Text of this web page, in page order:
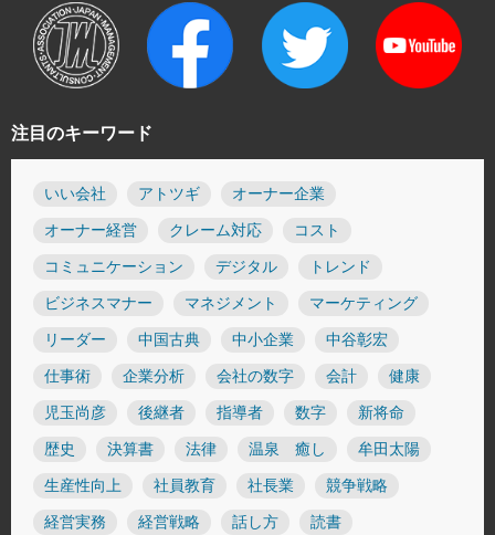
注目のキーワード
いい会社 アトツギ オーナー企業
オーナー経営 クレーム対応 コスト
コミュニケーション デジタル トレンド
ビジネスマナー マネジメント マーケティング
リーダー 中国古典 中小企業 中谷彰宏
仕事術 企業分析 会社の数字 会計 健康
児玉尚彦 後継者 指導者 数字 新将命
歴史 決算書 法律 温泉 癒し 牟田太陽
生産性向上 社員教育 社長業 競争戦略
経営実務 経営戦略 話し方 読書